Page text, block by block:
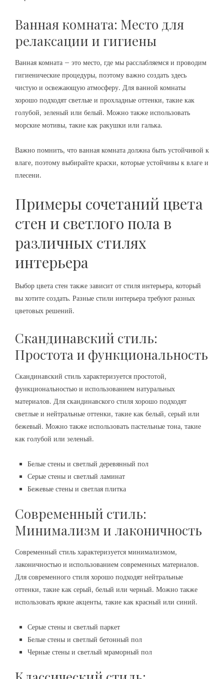
Ванная комната: Место для
релаксации и гигиены
Ванная комната – это место, где мы расслабляемся и проводим
гигиенические процедуры, поэтому важно создать здесь
чистую и освежающую атмосферу. Для ванной комнаты
хорошо подходят светлые и прохладные оттенки, такие как
голубой, зеленый или белый. Можно также использовать
морские мотивы, такие как ракушки или галька.
Важно помнить, что ванная комната должна быть устойчивой к
влаге, поэтому выбирайте краски, которые устойчивы к влаге и
плесени.
Примеры сочетаний цвета
стен и светлого пола в
различных стилях
интерьера
Выбор цвета стен также зависит от стиля интерьера, который
вы хотите создать. Разные стили интерьера требуют разных
цветовых решений.
Скандинавский стиль:
Простота и функциональность
Скандинавский стиль характеризуется простотой,
функциональностью и использованием натуральных
материалов. Для скандинавского стиля хорошо подходят
светлые и нейтральные оттенки, такие как белый, серый или
бежевый. Можно также использовать пастельные тона, такие
как голубой или зеленый.
Белые стены и светлый деревянный пол
Серые стены и светлый ламинат
Бежевые стены и светлая плитка
Современный стиль:
Минимализм и лаконичность
Современный стиль характеризуется минимализмом,
лаконичностью и использованием современных материалов.
Для современного стиля хорошо подходят нейтральные
оттенки, такие как серый, белый или черный. Можно также
использовать яркие акценты, такие как красный или синий.
Серые стены и светлый паркет
Белые стены и светлый бетонный пол
Черные стены и светлый мраморный пол